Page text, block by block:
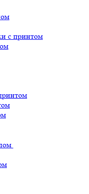
с принтом